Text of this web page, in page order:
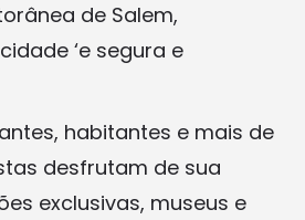
de Salem,
‘e segura e
habitantes e mais de
desfrutam de sua
exclusivas, museus e